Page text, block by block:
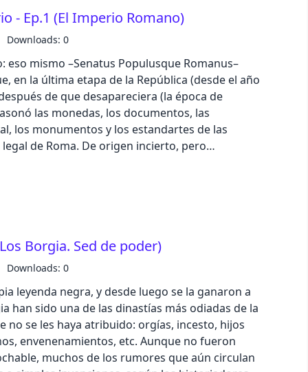
estrellas en Apple Podcast o Spotify. Texto:
y producción: Iván Patxi Gómez Gallego
podcast@zinetmedia.es
- Ep.1 (El Imperio Romano)
Downloads: 0
eso mismo –Senatus Populusque Romanus–
en la última etapa de la República (desde el año
de que desapareciera (la época de
las monedas, los documentos, las
los monumentos y los estandartes de las
origen incierto, pero
de la ciudad Estado republicana (cuyo
“Roma”), resulta irónico que la frase que
depositarios de la soberanía se
nunca resuelta,
romana y, en último término, las guerras
irrupción de diversos hombres providenciales o
exitosos de todos ellos –también los más
César, y sobre todo su heredero, Octavio
a una forma de gobierno que parecía
nacido hacía menos de cinco siglos. Escucha
Spotify, o
Borgia. Sed de poder)
Downloads: 0
leyenda negra, y desde luego se la ganaron a
no se les haya atribuido: orgías, incesto, hijos
etc. Aunque no fueron
muchos de los rumores que aún circulan